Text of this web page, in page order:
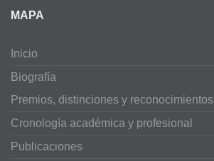
MAPA
Inicio
Biografía
Premios, distinciones y reconocimientos
Cronología académica y profesional
Publicaciones